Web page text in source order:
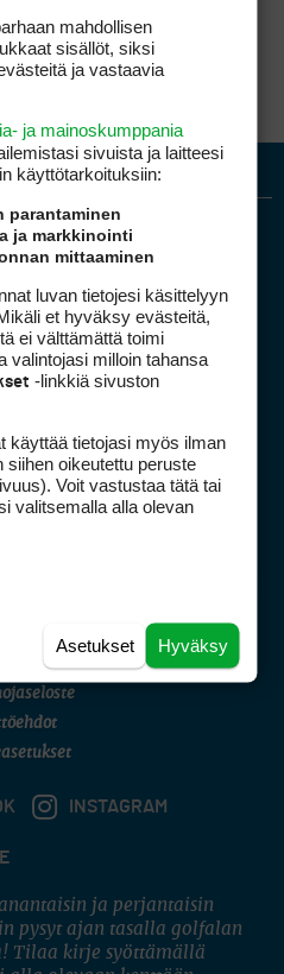
mediakortti
yhteystiedot
INSTAGRAM
ja perjantaisin
pysyt ajan tasalla golfalan
Tilaa kirje syöttämällä
mahdollisen
sisällöt, siksi
ja vastaavia
ja mainoskumppania
sivuista ja laitteesi
käyttötarkoituksiin:
parantaminen
ja markkinointi
mittaaminen
luvan tietojesi käsittelyyn
et hyväksy evästeitä,
ei välttämättä toimi
valintojasi milloin tahansa
-linkkiä sivuston
käyttää tietojasi myös ilman
siihen oikeutettu peruste
Voit vastustaa tätä tai
valitsemalla alla olevan
Hyväksy
Asetukset